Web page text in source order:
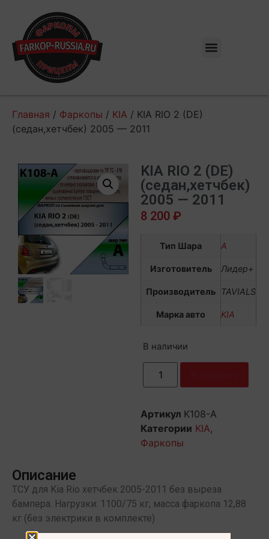
Главная / Фаркопы / KIA / KIA RIO 2 (DE)
(седан,хетчбек) 2005 — 2011
KIA RIO 2 (DE)
(седан,хетчбек)
2005 — 2011
8 200 ₽
Тип Шара А
Изготовитель Лидер+
Производитель TAVIALS
Марка авто KIA
В наличии
Артикул K108-A
Категории KIA,
Фаркопы
Описание
ТСУ для Kia Rio хетчбек 2005-2011 без выреза
бампера. Нагрузки: 1100/75 кг, масса фаркопа 12,88
кг (без электрики в комплекте)